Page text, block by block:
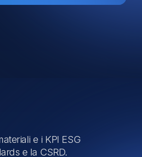
e i KPI ESG
e la CSRD.